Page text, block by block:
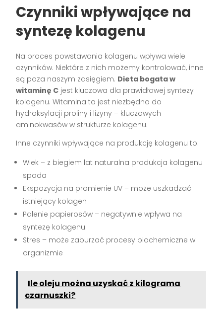
Czynniki wpływające na
syntezę kolagenu
Na proces powstawania kolagenu wpływa wiele
czynników. Niektóre z nich możemy kontrolować, inne
są poza naszym zasięgiem. Dieta bogata w
witaminę C jest kluczowa dla prawidłowej syntezy
kolagenu. Witamina ta jest niezbędna do
hydroksylacji proliny i lizyny – kluczowych
aminokwasów w strukturze kolagenu.
Inne czynniki wpływające na produkcję kolagenu to:
Wiek – z biegiem lat naturalna produkcja kolagenu
spada
Ekspozycja na promienie UV – może uszkadzać
istniejący kolagen
Palenie papierosów – negatywnie wpływa na
syntezę kolagenu
Stres – może zaburzać procesy biochemiczne w
organizmie
Ile oleju można uzyskać z kilograma
czarnuszki?